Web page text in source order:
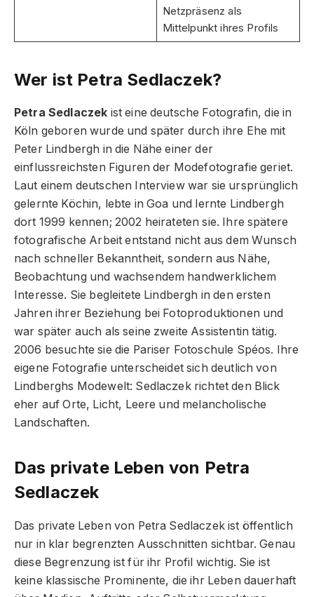
Netzpräsenz als
Mittelpunkt ihres Profils
Wer ist Petra Sedlaczek?
Petra Sedlaczek ist eine deutsche Fotografin, die in
Köln geboren wurde und später durch ihre Ehe mit
Peter Lindbergh in die Nähe einer der
einflussreichsten Figuren der Modefotografie geriet.
Laut einem deutschen Interview war sie ursprünglich
gelernte Köchin, lebte in Goa und lernte Lindbergh
dort 1999 kennen; 2002 heirateten sie. Ihre spätere
fotografische Arbeit entstand nicht aus dem Wunsch
nach schneller Bekanntheit, sondern aus Nähe,
Beobachtung und wachsendem handwerklichem
Interesse. Sie begleitete Lindbergh in den ersten
Jahren ihrer Beziehung bei Fotoproduktionen und
war später auch als seine zweite Assistentin tätig.
2006 besuchte sie die Pariser Fotoschule Spéos. Ihre
eigene Fotografie unterscheidet sich deutlich von
Lindberghs Modewelt: Sedlaczek richtet den Blick
eher auf Orte, Licht, Leere und melancholische
Landschaften.
Das private Leben von Petra
Sedlaczek
Das private Leben von Petra Sedlaczek ist öffentlich
nur in klar begrenzten Ausschnitten sichtbar. Genau
diese Begrenzung ist für ihr Profil wichtig. Sie ist
keine klassische Prominente, die ihr Leben dauerhaft